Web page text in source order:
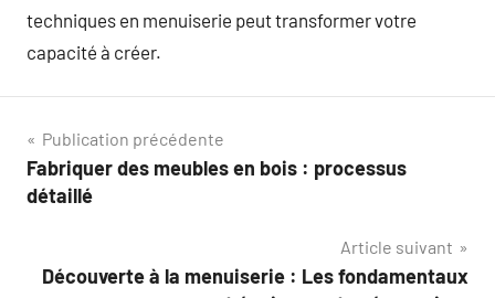
techniques en menuiserie peut transformer votre
capacité à créer.
Navigation
de
Publication précédente
Fabriquer des meubles en bois : processus
détaillé
Article suivant
Découverte à la menuiserie : Les fondamentaux